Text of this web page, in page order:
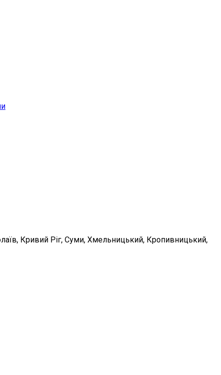
Кривий Ріг, Суми, Хмельницький, Кропивницький,